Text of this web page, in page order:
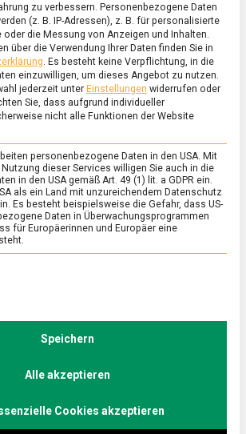
/FEATURED
der Bundeswehr:
weltweit
Bundeswehr:
positiv in Erinnerung
Autor eigentlich nur die
hat eine
zu verbessern. Personenbezogene Daten
(z. B. IP-Adressen), z. B. für personalisierte
oder die Messung von Anzeigen und Inhalten.
über die Verwendung Ihrer Daten finden Sie in
. Es besteht keine Verpflichtung, in die
einzuwilligen, um dieses Angebot zu nutzen.
jederzeit unter Einstellungen widerrufen oder
Sie, dass aufgrund individueller
nicht alle Funktionen der Website
personenbezogene Daten in den USA. Mit
Nutzung dieser Services willigen Sie auch in die
in den USA gemäß Art. 49 (1) lit. a GDPR ein.
als ein Land mit unzureichendem Datenschutz
Es besteht beispielsweise die Gefahr, dass US-
Daten in Überwachungsprogrammen
für Europäerinnen und Europäer eine
der Service-Gruppen, für die eine
Speichern
Alle akzeptieren
Cookies akzeptieren